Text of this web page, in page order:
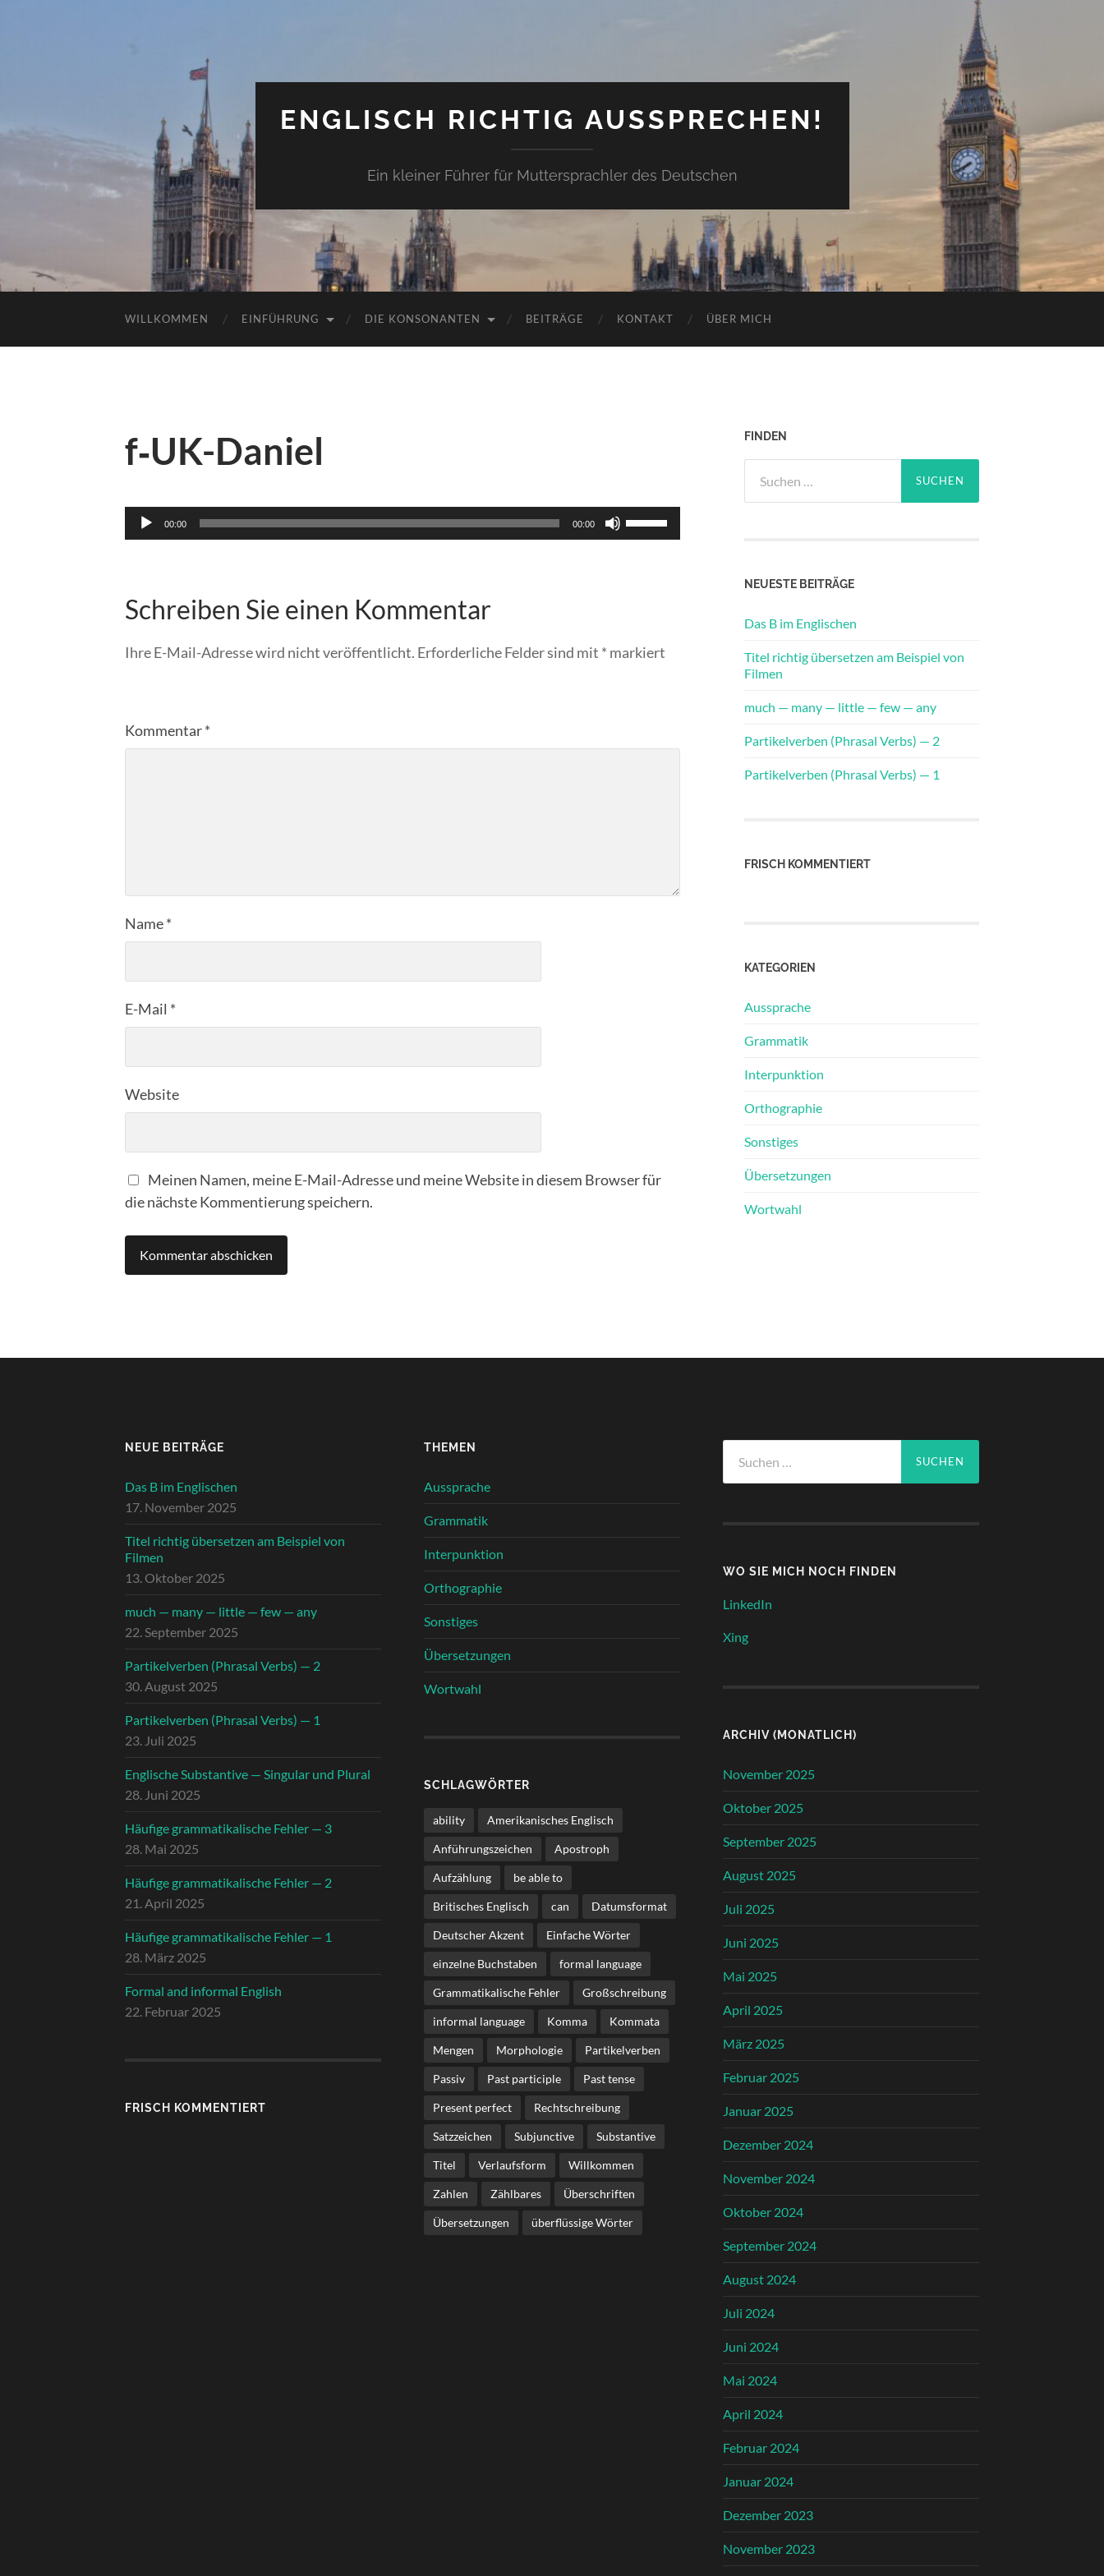
ENGLISCH RICHTIG AUSSPRECHEN!
Ein kleiner Führer für Muttersprachler des Deutschen
WILLKOMMEN EINFÜHRUNG DIE KONSONANTEN BEITRÄGE KONTAKT ÜBER MICH
f‑UK-Daniel
Audio-
Player
00:00 00:00
Hoch/Runter
Schreiben Sie einen Kommentar
Ihre E-Mail-Adresse wird nicht veröffentlicht. Erforderliche Felder sind mit * markiert
Kommentar*
Name*
E-Mail *
Website
Meinen Namen, meine E-Mail-Adresse und meine Website in diesem Browser für
die nächste Kommentierung speichern.
FINDEN
nach:
NEUESTE BEITRÄGE
Das B im Englischen
Titel richtig übersetzen am Beispiel von
Filmen
much — many — little — few — any
Partikelverben (Phrasal Verbs) — 2
Partikelverben (Phrasal Verbs) — 1
FRISCH KOMMENTIERT
KATEGORIEN
Aussprache
Grammatik
Interpunktion
Orthographie
Sonstiges
Übersetzungen
Wortwahl
NEUE BEITRÄGE
Das B im Englischen
17. November 2025
Titel richtig übersetzen am Beispiel von
Filmen
13. Oktober 2025
much — many — little — few — any
22. September 2025
Partikelverben (Phrasal Verbs) — 2
30. August 2025
Partikelverben (Phrasal Verbs) — 1
23. Juli 2025
Englische Substantive — Singular und Plural
28. Juni 2025
Häufige grammatikalische Fehler — 3
28. Mai 2025
Häufige grammatikalische Fehler — 2
21. April 2025
Häufige grammatikalische Fehler — 1
28. März 2025
Formal and informal English
22. Februar 2025
FRISCH KOMMENTIERT
THEMEN
Aussprache
Grammatik
Interpunktion
Orthographie
Sonstiges
Übersetzungen
Wortwahl
SCHLAGWÖRTER
ability Amerikanisches Englisch
Anführungszeichen Apostroph
Aufzählung be able to
Britisches Englisch can Datumsformat
Deutscher Akzent Einfache Wörter
einzelne Buchstaben formal language
Grammatikalische Fehler Großschreibung
informal language Komma Kommata
Mengen Morphologie Partikelverben
Passiv Past participle Past tense
Present perfect Rechtschreibung
Satzzeichen Subjunctive Substantive
Titel Verlaufsform Willkommen
Zahlen Zählbares Überschriften
Übersetzungen überflüssige Wörter
nach:
WO SIE MICH NOCH FINDEN
LinkedIn
Xing
ARCHIV (MONATLICH)
November 2025
Oktober 2025
September 2025
August 2025
Juli 2025
Juni 2025
Mai 2025
April 2025
März 2025
Februar 2025
Januar 2025
Dezember 2024
November 2024
Oktober 2024
September 2024
August 2024
Juli 2024
Juni 2024
Mai 2024
April 2024
Februar 2024
Januar 2024
Dezember 2023
November 2023